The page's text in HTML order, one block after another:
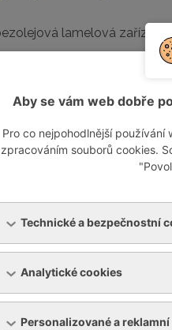
lamelová zařízení.
výrobce Becker platí za
ještě vyšší míru
pracovišti minulostí.
krytu Becker bude Vaše
místnosti například
patří mezi výhody krytu
odhlučněného
Kryt lze dodat
spojené s použitím
Aby se vám web dobře
Pro co nejpohodlnější používání
zpracováním souborů cookies.
Technické a bezpečnostní
Analytické cookies
Personalizované a